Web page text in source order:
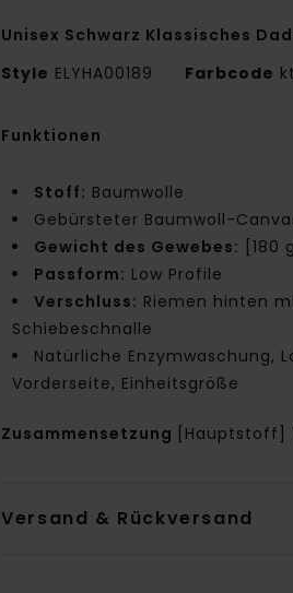
Unisex Schwarz Klassisches
Style ELYHA00189 Farbcode
Funktionen
Stoff: Baumwolle
Gebürsteter Baumwoll-
Gewicht des Gewebes: [180
Passform: Low Profile
Verschluss: Riemen hinten
Schiebeschnalle
Natürliche Enzymwaschung,
Vorderseite, Einheitsgröße
Zusammensetzung [Hauptstoff]
Versand & Rückversand